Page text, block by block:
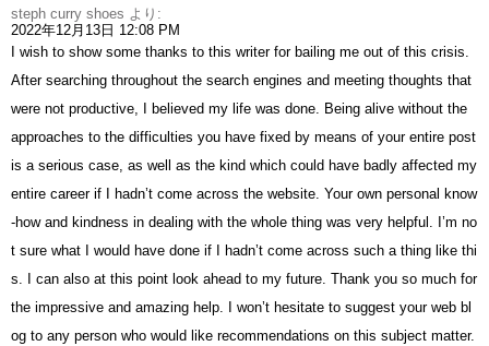
steph curry shoes より:
2022年12月13日 12:08 PM
I wish to show some thanks to this writer for bailing me out of this crisis.
After searching throughout the search engines and meeting thoughts that
were not productive, I believed my life was done. Being alive without the
approaches to the difficulties you have fixed by means of your entire post
is a serious case, as well as the kind which could have badly affected my
entire career if I hadn’t come across the website. Your own personal know
-how and kindness in dealing with the whole thing was very helpful. I’m no
t sure what I would have done if I hadn’t come across such a thing like thi
s. I can also at this point look ahead to my future. Thank you so much for
the impressive and amazing help. I won’t hesitate to suggest your web bl
og to any person who would like recommendations on this subject matter.